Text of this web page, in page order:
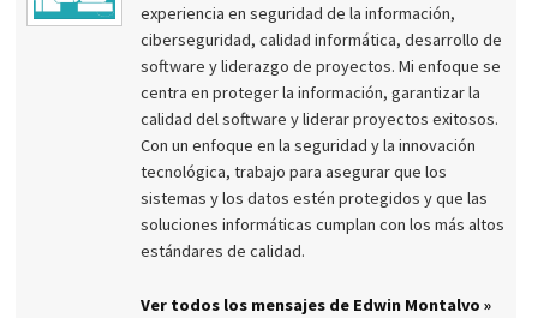
experiencia en seguridad de la información,
ciberseguridad, calidad informática, desarrollo de
software y liderazgo de proyectos. Mi enfoque se
centra en proteger la información, garantizar la
calidad del software y liderar proyectos exitosos.
Con un enfoque en la seguridad y la innovación
tecnológica, trabajo para asegurar que los
sistemas y los datos estén protegidos y que las
soluciones informáticas cumplan con los más altos
estándares de calidad.
Ver todos los mensajes de Edwin Montalvo »